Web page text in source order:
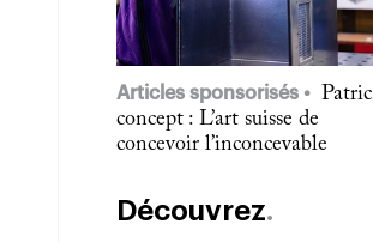
Articles sponsorisés
Patric
concept : L’art suisse de
concevoir l’inconcevable
Découvrez